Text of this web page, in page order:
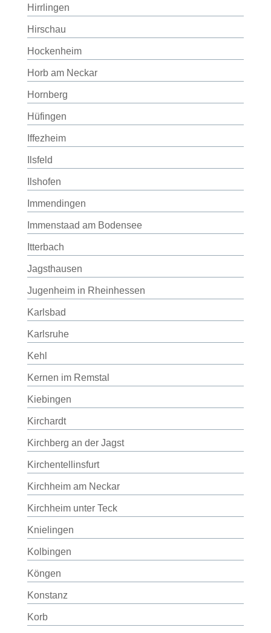
Hirrlingen
Hirschau
Hockenheim
Horb am Neckar
Hornberg
Hüfingen
Iffezheim
Ilsfeld
Ilshofen
Immendingen
Immenstaad am Bodensee
Itterbach
Jagsthausen
Jugenheim in Rheinhessen
Karlsbad
Karlsruhe
Kehl
Kernen im Remstal
Kiebingen
Kirchardt
Kirchberg an der Jagst
Kirchentellinsfurt
Kirchheim am Neckar
Kirchheim unter Teck
Knielingen
Kolbingen
Köngen
Konstanz
Korb